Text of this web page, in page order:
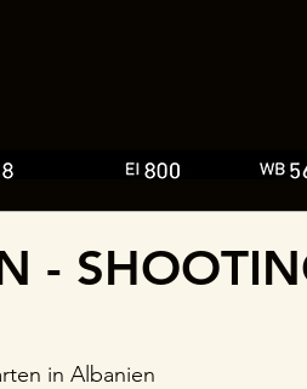
-
in Albanien